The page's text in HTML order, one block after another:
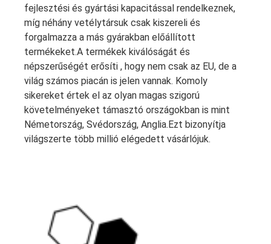
fejlesztési és gyártási kapacitással rendelkeznek,
míg néhány vetélytársuk csak kiszereli és
forgalmazza a más gyárakban előállított
termékeket.A termékek kiválóságát és
népszerűségét erősíti , hogy nem csak az EU, de a
világ számos piacán is jelen vannak. Komoly
sikereket értek el az olyan magas szigorú
követelményeket támasztó országokban is mint
Németország, Svédország, Anglia.Ezt bizonyítja
világszerte több millió elégedett vásárlójuk.